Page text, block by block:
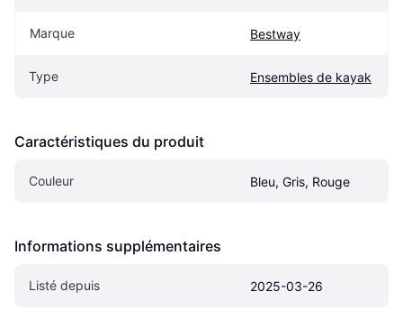
Marque Bestway
Type Ensembles de kayak
Caractéristiques du produit
Couleur Bleu, Gris, Rouge
Informations supplémentaires
Listé depuis 2025-03-26